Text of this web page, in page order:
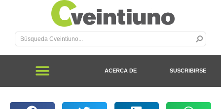
ACERCA DE SUSCRIBIRSE